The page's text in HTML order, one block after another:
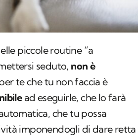
piccole routine “a
seduto, non è
te che tu non faccia è
ad eseguirle, che lo farà
che tu possa
imponendogli di dare retta